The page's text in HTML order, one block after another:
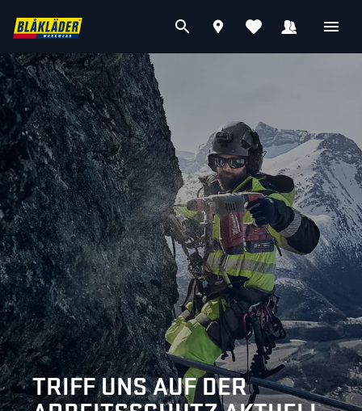
TRIFF UNS AUF DER